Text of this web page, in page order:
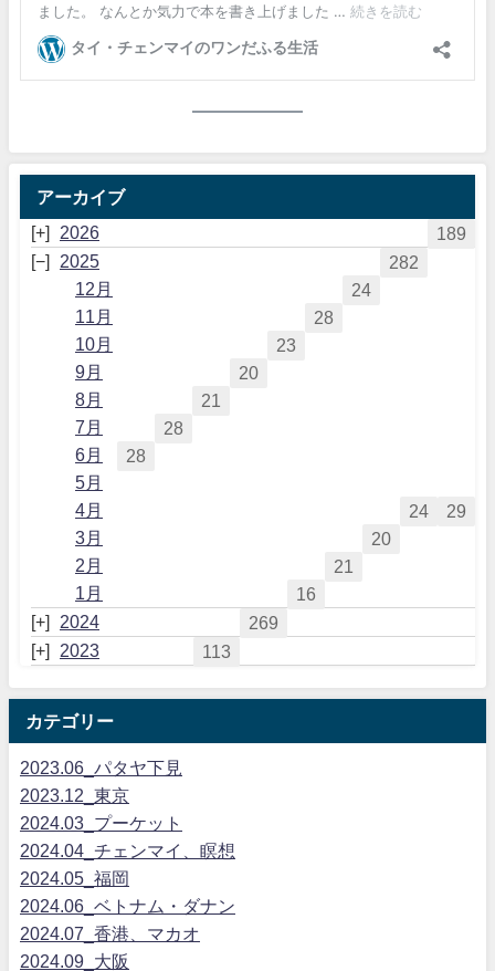
アーカイブ
2026
189
2025
282
12月
24
11月
28
10月
23
9月
20
8月
21
7月
28
6月
28
5月
29
4月
24
3月
20
2月
21
1月
16
2024
269
2023
113
カテゴリー
2023.06_パタヤ下見
2023.12_東京
2024.03_プーケット
2024.04_チェンマイ、瞑想
2024.05_福岡
2024.06_ベトナム・ダナン
2024.07_香港、マカオ
2024.09_大阪